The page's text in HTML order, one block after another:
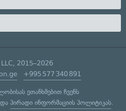
2015–2026
+995 577 340 891
ეთანხმებით ჩვენს
პირადი ინფორმაციის პოლიტიკას.